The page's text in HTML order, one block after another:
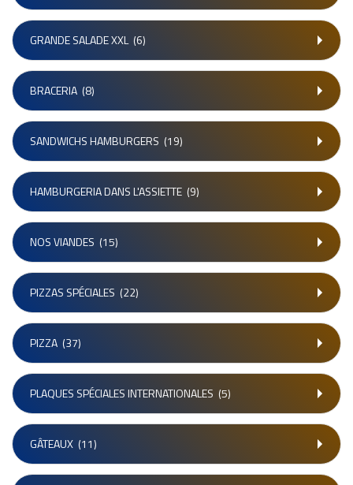
GRANDE SALADE XXL(6)
BRACERIA (8)
SANDWICHS HAMBURGERS (19)
HAMBURGERIA DANS L'ASSIETTE (9)
NOS VIANDES (15)
PIZZAS SPÉCIALES (22)
PIZZA (37)
PLAQUES SPÉCIALES INTERNATIONALES (5)
GÂTEAUX (11)